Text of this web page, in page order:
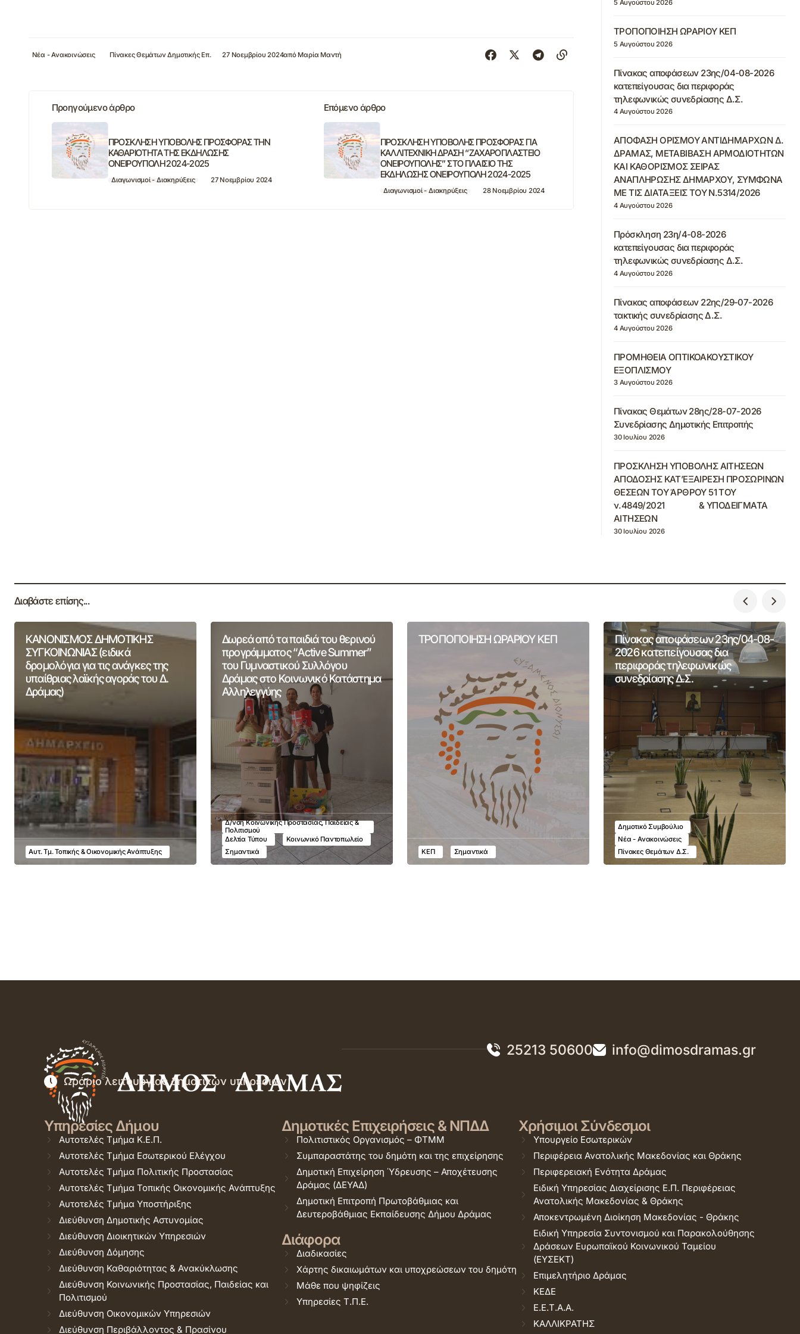
Νέα - Ανακοινώσεις Πίνακες Θεμάτων Δημοτικής Επ. 27 Νοεμβρίου 2024από Μαρία Μαντή
Προηγούμενο άρθρο
ΠΡΟΣΚΛΗΣΗ ΥΠΟΒΟΛΗΣ ΠΡΟΣΦΟΡΑΣ ΤΗΝ
ΚΑΘΑΡΙΟΤΗΤΑ ΤΗΣ ΕΚΔΗΛΩΣΗΣ
ΟΝΕΙΡΟΥΠΟΛΗ 2024-2025
Διαγωνισμοί - Διακηρύξεις 27 Νοεμβρίου 2024
Επόμενο άρθρο
ΠΡΟΣΚΛΗΣΗ ΥΠΟΒΟΛΗΣ ΠΡΟΣΦΟΡΑΣ ΓΙΑ
ΚΑΛΛΙΤΕΧΝΙΚΗ ΔΡΑΣΗ “ΖΑΧΑΡΟΠΛΑΣΤΕΙΟ
ΟΝΕΙΡΟΥΠΟΛΗΣ” ΣΤΟ ΠΛΑΙΣΙΟ ΤΗΣ
ΕΚΔΗΛΩΣΗΣ ΟΝΕΙΡΟΥΠΟΛΗ 2024-2025
Διαγωνισμοί - Διακηρύξεις 28 Νοεμβρίου 2024
5 Αυγούστου 2026
ΤΡΟΠΟΠΟΙΗΣΗ ΩΡΑΡΙΟΥ ΚΕΠ
5 Αυγούστου 2026
Πίνακας αποφάσεων 23ης/04-08-2026
κατεπείγουσας δια περιφοράς
τηλεφωνικώς συνεδρίασης Δ.Σ.
4 Αυγούστου 2026
ΑΠΟΦΑΣΗ ΟΡΙΣΜΟΥ ΑΝΤΙΔΗΜΑΡΧΩΝ Δ.
ΔΡΑΜΑΣ, ΜΕΤΑΒΙΒΑΣΗ ΑΡΜΟΔΙΟΤΗΤΩΝ
ΚΑΙ ΚΑΘΟΡΙΣΜΟΣ ΣΕΙΡΑΣ
ΑΝΑΠΛΗΡΩΣΗΣ ΔΗΜΑΡΧΟΥ, ΣΥΜΦΩΝΑ
ΜΕ ΤΙΣ ΔΙΑΤΑΞΕΙΣ ΤΟΥ Ν.5314/2026
4 Αυγούστου 2026
Πρόσκληση 23η/4-08-2026
κατεπείγουσας δια περιφοράς
τηλεφωνικώς συνεδρίασης Δ.Σ.
4 Αυγούστου 2026
Πίνακας αποφάσεων 22ης/29-07-2026
τακτικής συνεδρίασης Δ.Σ.
4 Αυγούστου 2026
ΠΡΟΜΗΘΕΙΑ ΟΠΤΙΚΟΑΚΟΥΣΤΙΚΟΥ
ΕΞΟΠΛΙΣΜΟΥ
3 Αυγούστου 2026
Πίνακας Θεμάτων 28ης/28-07-2026
Συνεδρίασης Δημοτικής Επιτροπής
30 Ιουλίου 2026
ΠΡΟΣΚΛΗΣΗ ΥΠΟΒΟΛΗΣ ΑΙΤΗΣΕΩΝ
ΑΠΟΔΟΣΗΣ ΚΑΤ’ΕΞΑΙΡΕΣΗ ΠΡΟΣΩΡΙΝΩΝ
ΘΕΣΕΩΝ ΤΟΥ ΆΡΘΡΟΥ 51 ΤΟΥ
ν.4849/2021 & ΥΠΟΔΕΙΓΜΑΤΑ
ΑΙΤΗΣΕΩΝ
30 Ιουλίου 2026
Διαβάστε επίσης...
ΚΑΝΟΝΙΣΜΟΣ ΔΗΜΟΤΙΚΗΣ
ΣΥΓΚΟΙΝΩΝΙΑΣ (ειδικά
δρομολόγια για τις ανάγκες της
υπαίθριας λαϊκής αγοράς του Δ.
Δράμας)
Αυτ. Τμ. Τοπικής & Οικονομικής Ανάπτυξης
Δωρεά από τα παιδιά του θερινού
προγράμματος “Active Summer”
του Γυμναστικού Συλλόγου
Δράμας στο Κοινωνικό Κατάστημα
Αλληλεγγύης
Δ/νση Κοινωνικής Προστασίας, Παιδείας &
Πολιτισμού
Δελτία Τύπου
Κοινωνικό Παντοπωλείο
Σημαντικά
ΤΡΟΠΟΠΟΙΗΣΗ ΩΡΑΡΙΟΥ ΚΕΠ
ΚΕΠ Σημαντικά
Πίνακας αποφάσεων 23ης/04-08-
2026 κατεπείγουσας δια
περιφοράς τηλεφωνικώς
συνεδρίασης Δ.Σ.
Δημοτικό Συμβούλιο
Νέα - Ανακοινώσεις
Πίνακες Θεμάτων Δ.Σ.
25213 50600 info@dimosdramas.gr
Ωράριο λειτουργίας δημοτικών υπηρεσιών
Υπηρεσίες Δήμου
Αυτοτελές Τμήμα Κ.Ε.Π.
Αυτοτελές Τμήμα Εσωτερικού Ελέγχου
Αυτοτελές Τμήμα Πολιτικής Προστασίας
Αυτοτελές Τμήμα Τοπικής Οικονομικής Ανάπτυξης
Αυτοτελές Τμήμα Υποστήριξης
Διεύθυνση Δημοτικής Αστυνομίας
Διεύθυνση Διοικητικών Υπηρεσιών
Διεύθυνση Δόμησης
Διεύθυνση Καθαριότητας & Ανακύκλωσης
Διεύθυνση Κοινωνικής Προστασίας, Παιδείας και
Πολιτισμού
Διεύθυνση Οικονομικών Υπηρεσιών
Διεύθυνση Περιβάλλοντος & Πρασίνου
Δημοτικές Επιχειρήσεις & ΝΠΔΔ
Πολιτιστικός Οργανισμός – ΦΤΜΜ
Συμπαραστάτης του δημότη και της επιχείρησης
Δημοτική Επιχείρηση Ύδρευσης – Αποχέτευσης
Δράμας (ΔΕΥΑΔ)
Δημοτική Επιτροπή Πρωτοβάθμιας και
Δευτεροβάθμιας Εκπαίδευσης Δήμου Δράμας
Διάφορα
Διαδικασίες
Χάρτης δικαιωμάτων και υποχρεώσεων του δημότη
Μάθε που ψηφίζεις
Υπηρεσίες Τ.Π.Ε.
Χρήσιμοι Σύνδεσμοι
Υπουργείο Εσωτερικών
Περιφέρεια Ανατολικής Μακεδονίας και Θράκης
Περιφερειακή Ενότητα Δράμας
Ειδική Υπηρεσίας Διαχείρισης Ε.Π. Περιφέρειας
Ανατολικής Μακεδονίας & Θράκης
Αποκεντρωμένη Διοίκηση Μακεδονίας - Θράκης
Ειδική Υπηρεσία Συντονισμού και Παρακολούθησης
Δράσεων Ευρωπαϊκού Κοινωνικού Ταμείου
(ΕΥΣΕΚΤ)
Επιμελητήριο Δράμας
ΚΕΔΕ
Ε.Ε.Τ.Α.Α.
ΚΑΛΛΙΚΡΑΤΗΣ